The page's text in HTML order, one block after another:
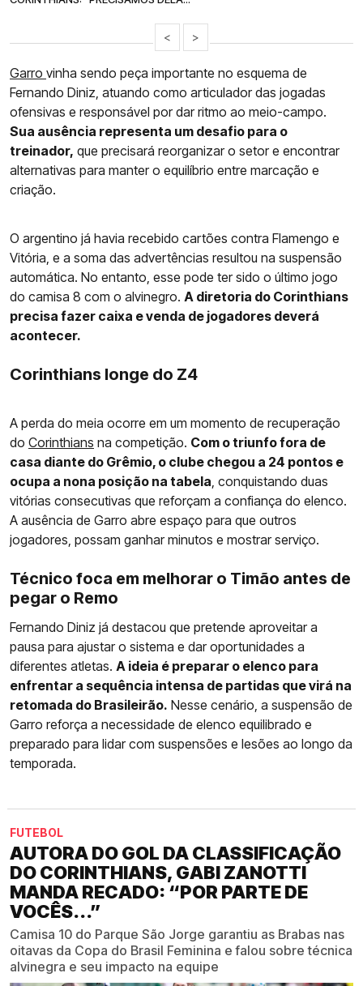
< >
Garro vinha sendo peça importante no esquema de
Fernando Diniz, atuando como articulador das jogadas
ofensivas e responsável por dar ritmo ao meio-campo.
Sua ausência representa um desafio para o
treinador, que precisará reorganizar o setor e encontrar
alternativas para manter o equilíbrio entre marcação e
criação.
O argentino já havia recebido cartões contra Flamengo e
Vitória, e a soma das advertências resultou na suspensão
automática. No entanto, esse pode ter sido o último jogo
do camisa 8 com o alvinegro. A diretoria do Corinthians
precisa fazer caixa e venda de jogadores deverá
acontecer.
Corinthians longe do Z4
A perda do meia ocorre em um momento de recuperação
do Corinthians na competição. Com o triunfo fora de
casa diante do Grêmio, o clube chegou a 24 pontos e
ocupa a nona posição na tabela , conquistando duas
vitórias consecutivas que reforçam a confiança do elenco.
A ausência de Garro abre espaço para que outros
jogadores, possam ganhar minutos e mostrar serviço.
Técnico foca em melhorar o Timão antes de
pegar o Remo
Fernando Diniz já destacou que pretende aproveitar a
pausa para ajustar o sistema e dar oportunidades a
diferentes atletas. A ideia é preparar o elenco para
enfrentar a sequência intensa de partidas que virá na
retomada do Brasileirão. Nesse cenário, a suspensão de
Garro reforça a necessidade de elenco equilibrado e
preparado para lidar com suspensões e lesões ao longo da
temporada.
FUTEBOL
AUTORA DO GOL DA CLASSIFICAÇÃO
DO CORINTHIANS, GABI ZANOTTI
MANDA RECADO: “POR PARTE DE
VOCÊS...”
Camisa 10 do Parque São Jorge garantiu as Brabas nas
oitavas da Copa do Brasil Feminina e falou sobre técnica
alvinegra e seu impacto na equipe